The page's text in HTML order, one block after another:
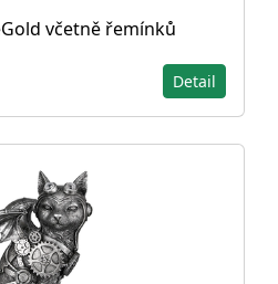
včetně řemínků
Detail